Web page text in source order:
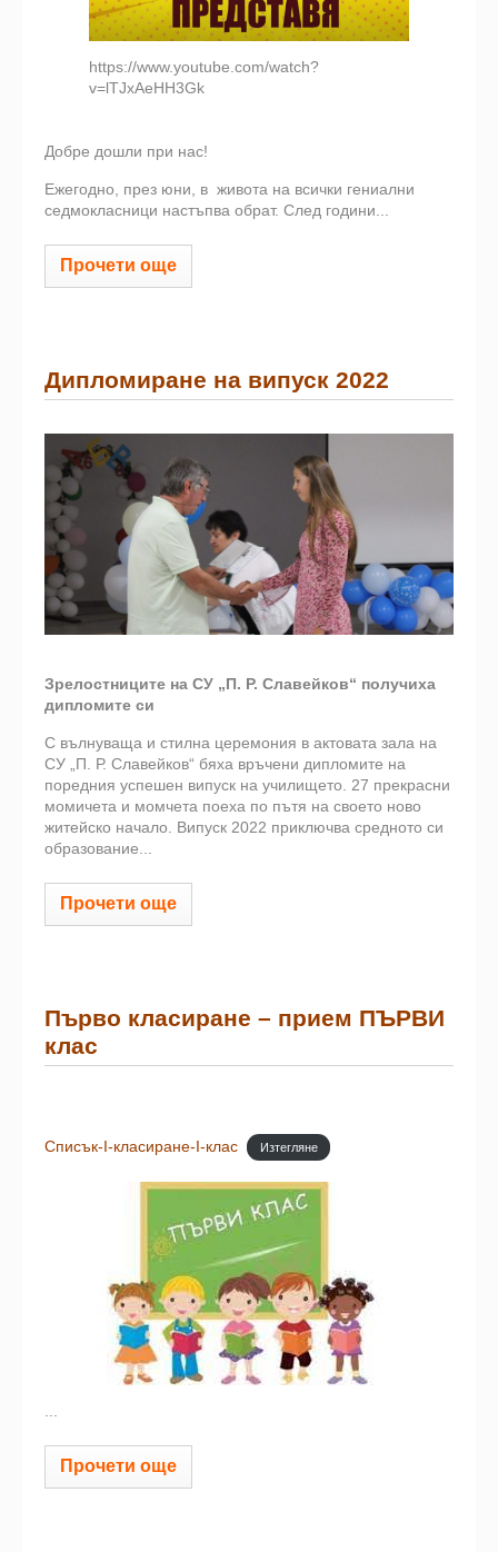
https://www.youtube.com/watch?
v=lTJxAeHH3Gk
Добре дошли при нас!
Ежегодно, през юни, в живота на всички гениални
седмокласници настъпва обрат. След години...
Прочети още
Дипломиране на випуск 2022
Зрелостниците на СУ „П. Р. Славейков“ получиха
дипломите си
С вълнуваща и стилна церемония в актовата зала на
СУ „П. Р. Славейков“ бяха връчени дипломите на
поредния успешен випуск на училището. 27 прекрасни
момичета и момчета поеха по пътя на своето ново
житейско начало. Випуск 2022 приключва средното си
образование...
Прочети още
Първо класиране – прием ПЪРВИ
клас
Списък-I-класиране-I-клас Изтегляне
Прочети още